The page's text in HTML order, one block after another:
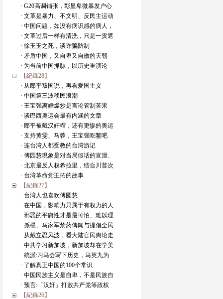
· G20高调铺张，彰显卑微暴发户心
· 文革是暴力、不文明、反民主运动
· 中国问题，如没有病识感的病人，
· 文革过后一样有清洗，只是一贯遮
· 徐玉玉之死，谈诈骗防制
· 矛盾中国，又自卑又自傲的天朝
· 为当前中国抓脉，以历史重演论
【紀錄28】
· 从郎平叛国说，再看爱国主义
· 中国第三波移民浪潮
· 王宝强离婚爆炒是言论管制苦果
· 谈巴西奥运会最有内涵的文章
· 郎平被戴汉奸帽，还有更惨的奥运
· 支持黄雯、马蓉，王宝强吃鳖吧
· 连台湾人都受教的台湾游记
· 傅园慧現象是对当局假话的宣泄、
· 北京最反人权希拉里，结合川普次
· 台湾革命党王拓的故事
【紀錄27】
· 台湾人也喜欢傅圆慧
· 在中国，影响力只属于有权力的人
· 邪恶的平庸性才是最可怕、难以理
· 孫楊、马家军禁药傳闻与提倡全民
· 从戴立忍风波，看大陆官民舆论走
· 中共学习新加坡，新加坡却在学美
· 統派:习马会写下历史，马英九为
· 了解真正中国的100个常识
· 中国民族主义是自卑，不是民族自
· 预言:「汉奸」打败共产党等政权
【紀錄26】